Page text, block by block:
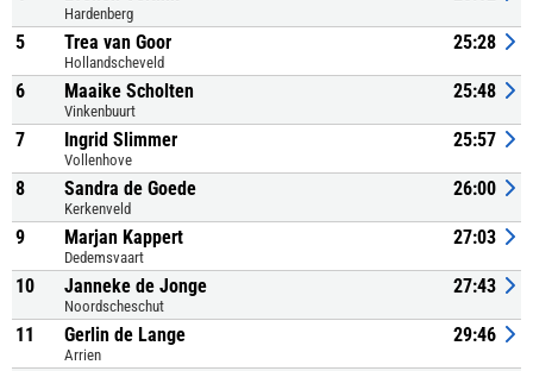
Hardenberg
5 Trea van Goor
Hollandscheveld
25:28
6 Maaike Scholten
Vinkenbuurt
25:48
7 Ingrid Slimmer
Vollenhove
25:57
8 Sandra de Goede
Kerkenveld
26:00
9 Marjan Kappert
Dedemsvaart
27:03
10 Janneke de Jonge
Noordscheschut
27:43
11 Gerlin de Lange
Arrien
29:46